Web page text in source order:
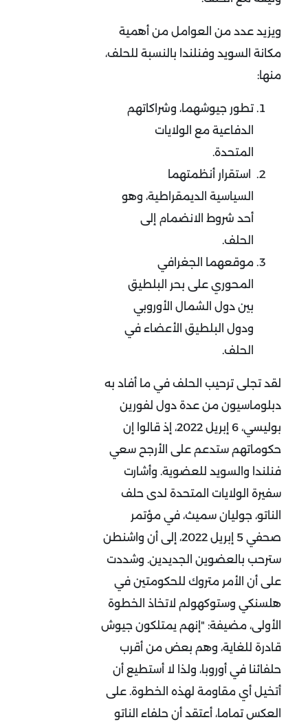
ويزيد عدد من العوامل من أهمية
مكانة السويد وفنلندا بالنسبة للحلف،
منها:
تطور جيوشهما، وشراكاتهم
الدفاعية مع الولايات
المتحدة.
استقرار أنظمتهما
السياسية الديمقراطية، وهو
أحد شروط الانضمام إلى
الحلف.
موقعهما الجغرافي
المحوري على بحر البلطيق
بين دول الشمال الأوروبي
ودول البلطيق الأعضاء في
الحلف.
لقد تجلى ترحيب الحلف في ما أفاد به
دبلوماسيون من عدة دول لفورين
بوليسي، 6 إبريل 2022، إذ قالوا إن
حكوماتهم ستدعم على الأرجح سعي
فنلندا والسويد للعضوية. وأشارت
سفيرة الولايات المتحدة لدى حلف
الناتو، جوليان سميث، في مؤتمر
صحفي 5 إبريل 2022، إلى أن واشنطن
سترحب بالعضوين الجديدين. وشددت
على أن الأمر متروك للحكومتين في
هلسنكي وستوكهولم لاتخاذ الخطوة
الأولى، مضيفة: "إنهم يمتلكون جيوش
قادرة للغاية، وهم بعض من أقرب
حلفائنا في أوروبا، ولذا لا أستطيع أن
أتخيل أي مقاومة لهذه الخطوة. على
العكس تماما، أعتقد أن حلفاء الناتو